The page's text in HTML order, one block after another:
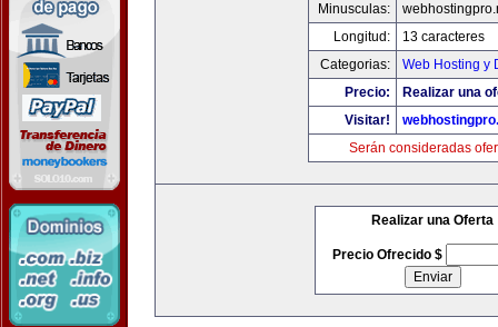
Minusculas:
Longitud:
13 caracteres
Categorias:
Web Hosting y
Precio:
Realizar una
Visitar!
Serán consideradas
Realizar una Oferta
Precio Ofrecido $